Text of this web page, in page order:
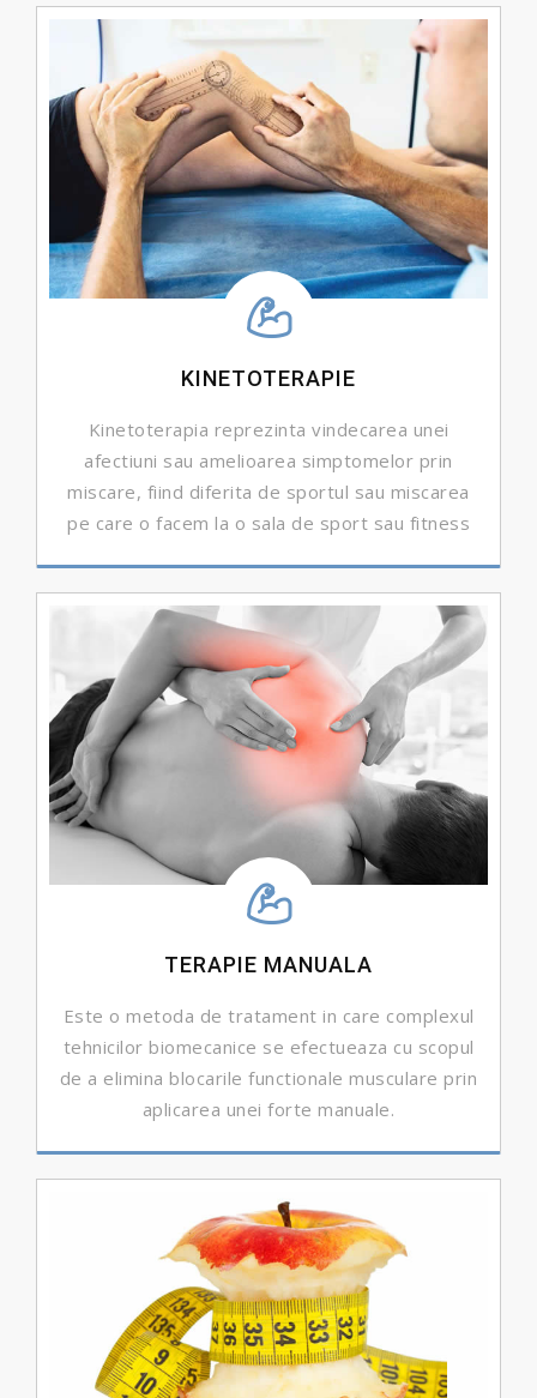
DETALII ...
KINETOTERAPIE
Kinetoterapia reprezinta vindecarea unei
afectiuni sau amelioarea simptomelor prin
miscare, fiind diferita de sportul sau miscarea
pe care o facem la o sala de sport sau fitness
DETALII ...
TERAPIE MANUALA
Este o metoda de tratament in care complexul
tehnicilor biomecanice se efectueaza cu scopul
de a elimina blocarile functionale musculare prin
aplicarea unei forte manuale.
DETALII ...